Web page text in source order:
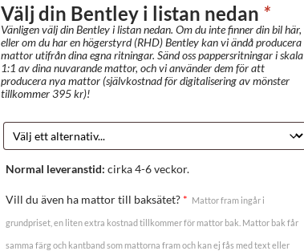
Välj din Bentley i listan nedan *
Vänligen välj din Bentley i listan nedan. Om du inte finner din bil här,
eller om du har en högerstyrd (RHD) Bentley kan vi ändå producera
mattor utifrån dina egna ritningar. Sänd oss pappersritningar i skala
1:1 av dina nuvarande mattor, och vi använder dem för att
producera nya mattor (självkostnad för digitalisering av mönster
tillkommer 395 kr)!
Normal leveranstid: cirka 4-6 veckor.
Vill du även ha mattor till baksätet?* Mattor fram ingår i
grundpriset, en liten extra kostnad tillkommer för mattor bak. Mattor bak får
samma färg och kantband som mattorna fram och kan ej fås med text eller